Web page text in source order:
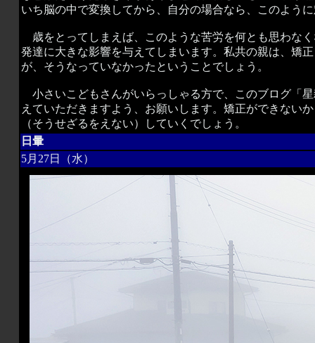
いち脳の中で変換してから、自分の場合なら、このよう
歳をとってしまえば、このような苦労を何とも思わな
発達に大きな影響を与えてしまいます。私共の親は、矯
が、そうなっていなかったということでしょう。
小さいこどもさんがいらっしゃる方で、このブログ「
えていただきますよう、お願いします。矯正ができない
（そうせざるをえない）していくでしょう。
日暈
5月27日（水）